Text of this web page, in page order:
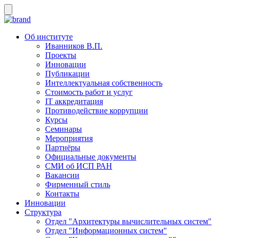
Об институте
Иванников В.П.
Проекты
Инновации
Публикации
Интеллектуальная собственность
Стоимость работ и услуг
IT аккредитация
Противодействие коррупции
Курсы
Семинары
Мероприятия
Партнёры
Официальные документы
СМИ об ИСП РАН
Вакансии
Фирменный стиль
Контакты
Инновации
Структура
Отдел "Архитектуры вычислительных систем"
Отдел "Информационных систем"